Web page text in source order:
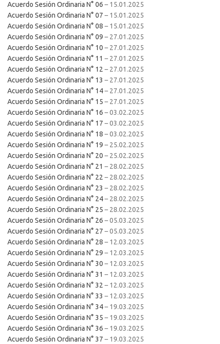
Acuerdo Sesión Ordinaria N° 06 – 15.01.2025
Acuerdo Sesión Ordinaria N° 07 – 15.01.2025
Acuerdo Sesión Ordinaria N° 08 – 15.01.2025
Acuerdo Sesión Ordinaria N° 09 – 27.01.2025
Acuerdo Sesión Ordinaria N° 10 – 27.01.2025
Acuerdo Sesión Ordinaria N° 11 – 27.01.2025
Acuerdo Sesión Ordinaria N° 12 – 27.01.2025
Acuerdo Sesión Ordinaria N° 13 – 27.01.2025
Acuerdo Sesión Ordinaria N° 14– 27.01.2025
Acuerdo Sesión Ordinaria N° 15 – 27.01.2025
Acuerdo Sesión Ordinaria N° 16 – 03.02.2025
Acuerdo Sesión Ordinaria N° 17 – 03.02.2025
Acuerdo Sesión Ordinaria N° 18 – 03.02.2025
Acuerdo Sesión Ordinaria N° 19 – 25.02.2025
Acuerdo Sesión Ordinaria N° 20 – 25.02.2025
Acuerdo Sesión Ordinaria N° 21 – 28.02.2025
Acuerdo Sesión Ordinaria N° 22 – 28.02.2025
Acuerdo Sesión Ordinaria N° 23 – 28.02.2025
Acuerdo Sesión Ordinaria N° 24– 28.02.2025
Acuerdo Sesión Ordinaria N° 25 – 28.02.2025
Acuerdo Sesión Ordinaria N° 26 – 05.03.2025
Acuerdo Sesión Ordinaria N° 27 – 05.03.2025
Acuerdo Sesión Ordinaria N° 28 – 12.03.2025
Acuerdo Sesión Ordinaria N° 29 – 12.03.2025
Acuerdo Sesión Ordinaria N° 30 – 12.03.2025
Acuerdo Sesión Ordinaria N° 31 – 12.03.2025
Acuerdo Sesión Ordinaria N° 32 – 12.03.2025
Acuerdo Sesión Ordinaria N° 33 – 12.03.2025
Acuerdo Sesión Ordinaria N° 34– 19.03.2025
Acuerdo Sesión Ordinaria N° 35 – 19.03.2025
Acuerdo Sesión Ordinaria N° 36 – 19.03.2025
Acuerdo Sesión Ordinaria N° 37 – 19.03.2025